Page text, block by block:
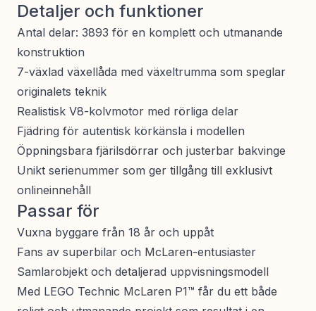
Detaljer och funktioner
Antal delar: 3893 för en komplett och utmanande
konstruktion
7-växlad växellåda med växeltrumma som speglar
originalets teknik
Realistisk V8-kolvmotor med rörliga delar
Fjädring för autentisk körkänsla i modellen
Öppningsbara fjärilsdörrar och justerbar bakvinge
Unikt serienummer som ger tillgång till exklusivt
onlineinnehåll
Passar för
Vuxna byggare från 18 år och uppåt
Fans av superbilar och McLaren-entusiaster
Samlarobjekt och detaljerad uppvisningsmodell
Med LEGO Technic McLaren P1™ får du ett både